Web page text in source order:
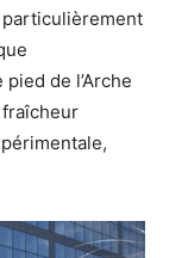
de l’Arche
fraîcheur